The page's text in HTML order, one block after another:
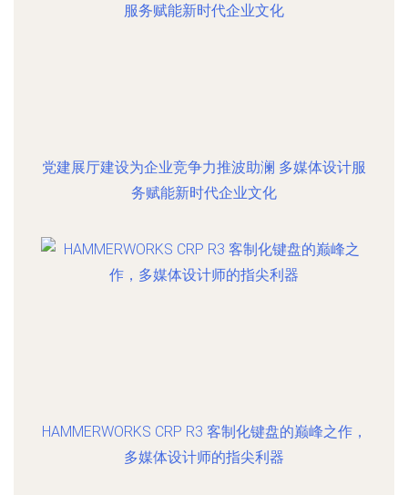
党建展厅建设为企业竞争力推波助澜 多媒体设计服
务赋能新时代企业文化
HAMMERWORKS CRP R3 客制化键盘的巅峰之作，
多媒体设计师的指尖利器